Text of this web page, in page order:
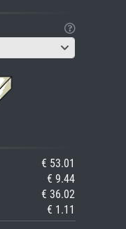
€ 53.01
€ 9.44
€ 36.02
€ 1.11